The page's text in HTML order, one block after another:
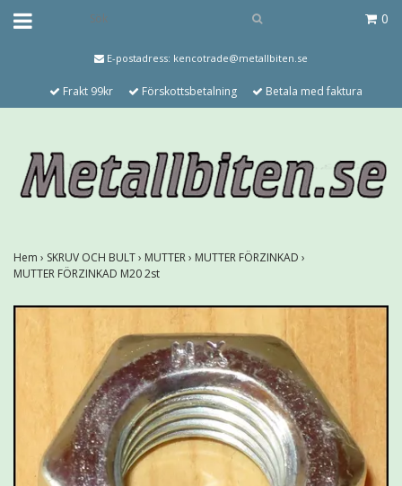
0
E-postadress: kencotrade@metallbiten.se
Frakt 99kr Förskottsbetalning Betala med faktura
Hem › SKRUV OCH BULT› MUTTER› MUTTER FÖRZINKAD ›
MUTTER FÖRZINKAD M20 2st